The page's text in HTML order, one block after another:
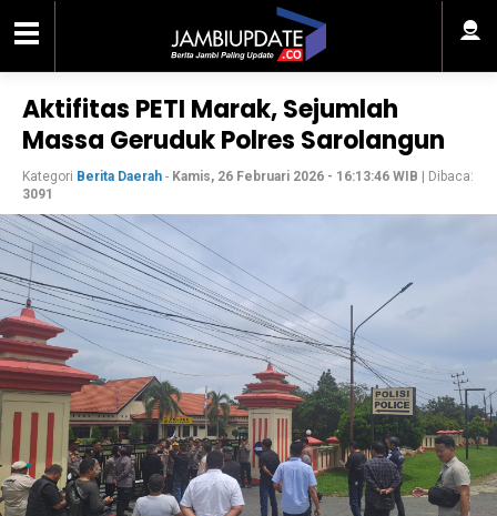
Aktifitas PETI Marak, Sejumlah
Massa Geruduk Polres Sarolangun
Kategori Berita Daerah - Kamis, 26 Februari 2026 - 16:13:46 WIB | Dibaca:
3091